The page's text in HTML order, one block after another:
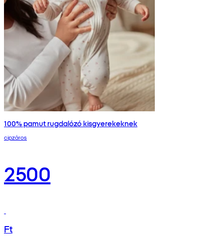
100% pamut rugdalózó kisgyerekeknek
cipzáros
2500
Ft